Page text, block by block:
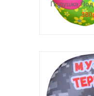
Подушка